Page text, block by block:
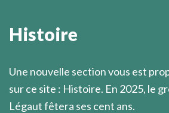
écoutées.
Histoire
Une nouvelle section vous est
sur ce site : Histoire. En 2025, le
Légaut fêtera ses cent ans.